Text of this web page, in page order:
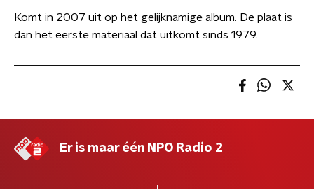
Komt in 2007 uit op het gelijknamige album. De plaat is
dan het eerste materiaal dat uitkomt sinds 1979.
Er is maar één NPO Radio 2